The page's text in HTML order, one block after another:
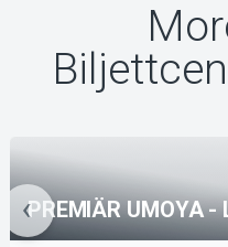
PREMIÄR UMOYA -